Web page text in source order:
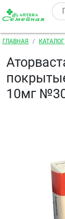
Перейти к
Строка
ГЛАВНАЯ КАТАЛОГ
10мг